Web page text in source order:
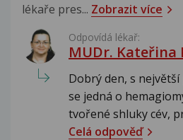
lékaře pres... Zobrazit více
Odpovídá lékař:
MUDr. Kateřina
Dobrý den, s
se jedná o
tvořené shluky cév,
Celá odpověď